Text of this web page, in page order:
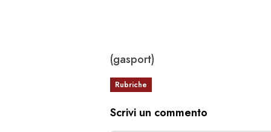
(gasport)
Rubriche
Scrivi un commento